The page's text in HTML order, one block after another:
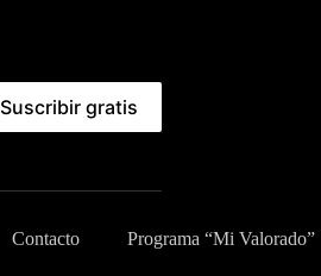
Suscribir gratis
Contacto Programa “Mi Valorado”